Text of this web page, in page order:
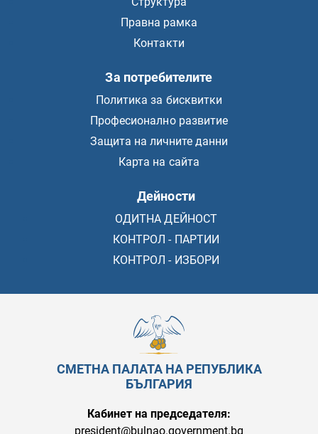
Правна рамка
Контакти
За потребителите
Политика за бисквитки
Професионално развитие
Защита на личните данни
Карта на сайта
Дейности
ОДИТНА ДЕЙНОСТ
КОНТРОЛ - ПАРТИИ
КОНТРОЛ - ИЗБОРИ
СМЕТНА ПАЛАТА НА РЕПУБЛИКА
БЪЛГАРИЯ
Кабинет на председателя:
president@bulnao.government.bg